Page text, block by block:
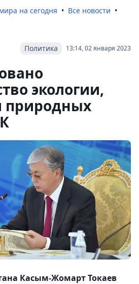
на сегодня
Все новости
13:14, 02 января 2023
Политика
экологии,
природных
Касым-Жомарт Токаев